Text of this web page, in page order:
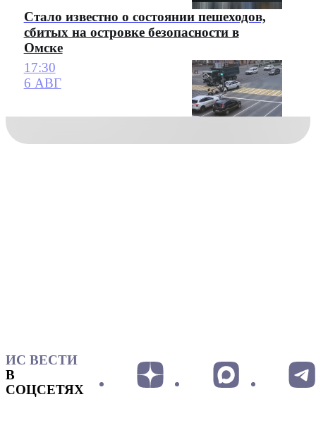
Стало известно о состоянии пешеходов,
сбитых на островке безопасности в
Омске
17:30
6 АВГ
ИС ВЕСТИ
В
СОЦСЕТЯХ